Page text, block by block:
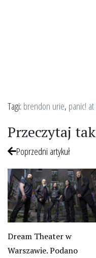
Tagi: brendon urie, panic!
Przeczytaj
Poprzedni artykuł
Dream Theater w
Warszawie. Podano